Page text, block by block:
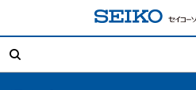
索: